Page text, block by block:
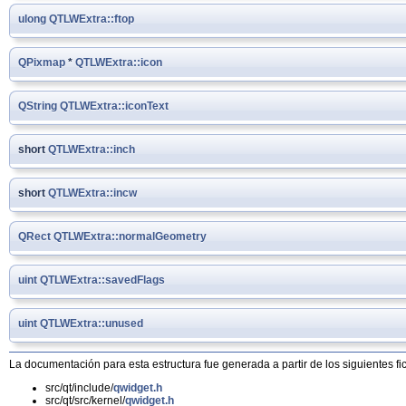
ulong QTLWExtra::ftop
QPixmap * QTLWExtra::icon
QString QTLWExtra::iconText
short QTLWExtra::inch
short QTLWExtra::incw
QRect QTLWExtra::normalGeometry
uint QTLWExtra::savedFlags
uint QTLWExtra::unused
La documentación para esta estructura fue generada a partir de los siguientes
src/qt/include/qwidget.h
src/qt/src/kernel/qwidget.h